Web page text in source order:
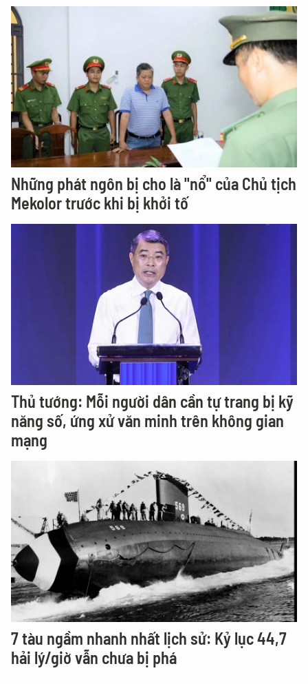
Những phát ngôn bị cho là "nổ" của Chủ tịch
Mekolor trước khi bị khởi tố
Thủ tướng: Mỗi người dân cần tự trang bị kỹ
năng số, ứng xử văn minh trên không gian
mạng
7 tàu ngầm nhanh nhất lịch sử: Kỷ lục 44,7
hải lý/giờ vẫn chưa bị phá